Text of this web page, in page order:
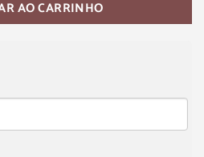
AO CARRINHO